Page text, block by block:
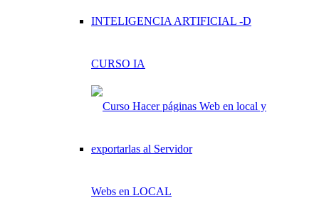
CURSO IA
Webs en LOCAL